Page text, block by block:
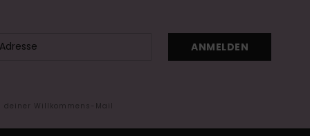
ANMELDEN
Willkommens-Mail